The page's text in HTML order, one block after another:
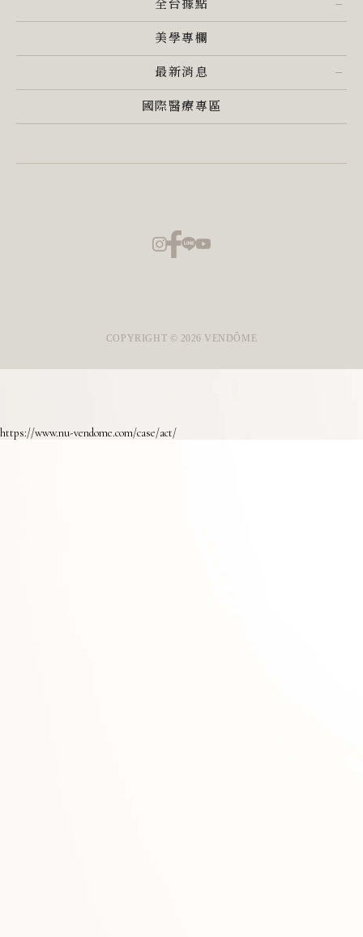
全台據點
美學專欄
最新消息
國際醫療專區
COPYRIGHT © 2026 VENDÔME
https://www.nu-vendome.com/case/act/